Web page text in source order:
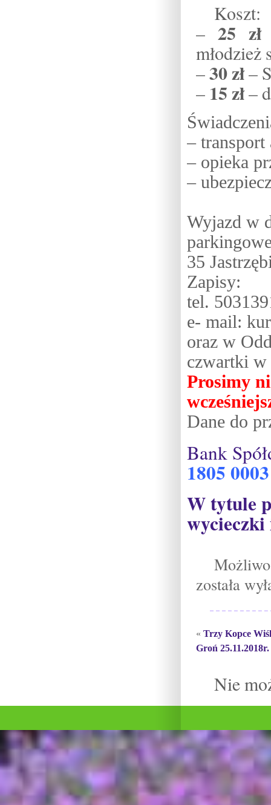
Koszt:
– 25 zł
młodzież
–30 zł–
– 15 zł–
– transport
– opieka
–
Wyjazd w
35
Zapisy:
tel.
e- mail:
oraz w
czwartki w
Prosimy
Dane do
Bank
1805 0003
W tytule
została
« Trzy Kopce
Groń 25.11.2018r.
Nie